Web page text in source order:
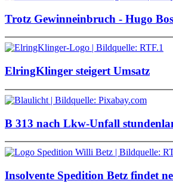
Trotz Gewinneinbruch - Hugo
ElringKlinger steigert Umsatz
B 313 nach Lkw-Unfall
Insolvente Spedition Betz findet